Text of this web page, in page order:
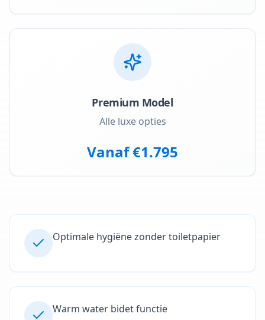
Premium Model
Alle luxe opties
Vanaf €1.795
Optimale hygiëne zonder toiletpapier
Warm water bidet functie